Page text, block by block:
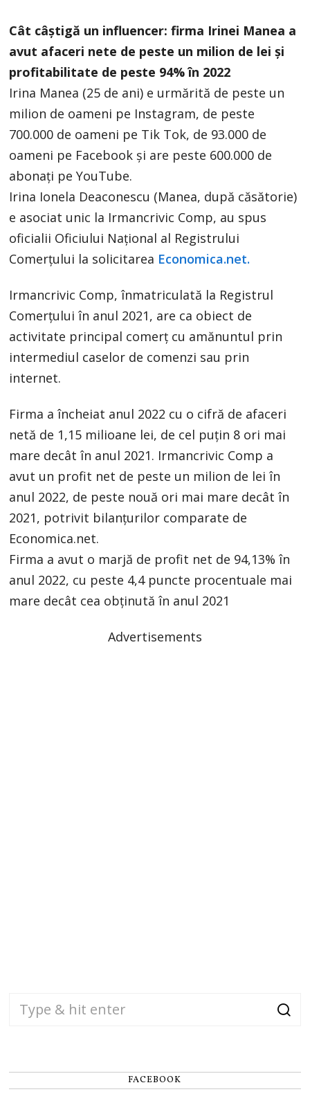
Cât câştigă un influencer: firma Irinei Manea a
avut afaceri nete de peste un milion de lei şi
profitabilitate de peste 94% în 2022
Irina Manea (25 de ani) e urmărită de peste un
milion de oameni pe Instagram, de peste
700.000 de oameni pe Tik Tok, de 93.000 de
oameni pe Facebook şi are peste 600.000 de
abonaţi pe YouTube.
Irina Ionela Deaconescu (Manea, după căsătorie)
e asociat unic la Irmancrivic Comp, au spus
oficialii Oficiului Naţional al Registrului
Comerţului la solicitarea Economica.net.
Irmancrivic Comp, înmatriculată la Registrul
Comerţului în anul 2021, are ca obiect de
activitate principal comerţ cu amănuntul prin
intermediul caselor de comenzi sau prin
internet.
Firma a încheiat anul 2022 cu o cifră de afaceri
netă de 1,15 milioane lei, de cel puţin 8 ori mai
mare decât în anul 2021. Irmancrivic Comp a
avut un profit net de peste un milion de lei în
anul 2022, de peste nouă ori mai mare decât în
2021, potrivit bilanţurilor comparate de
Economica.net.
Firma a avut o marjă de profit net de 94,13% în
anul 2022, cu peste 4,4 puncte procentuale mai
mare decât cea obţinută în anul 2021
Advertisements
FACEBOOK